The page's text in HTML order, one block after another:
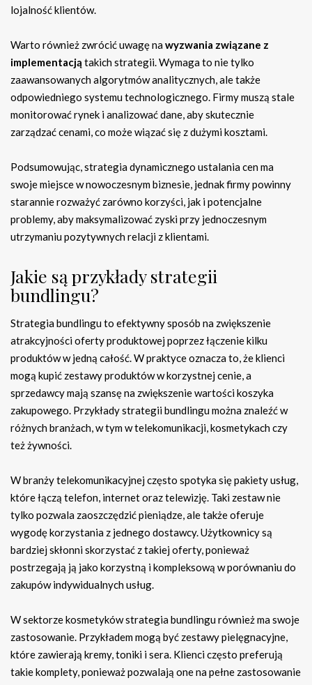
lojalność klientów.
Warto również zwrócić uwagę nawyzwania związane z
implementacją takich strategii. Wymaga to nie tylko
zaawansowanych algorytmów analitycznych, ale także
odpowiedniego systemu technologicznego. Firmy muszą stale
monitorować rynek i analizować dane, aby skutecznie
zarządzać cenami, co może wiązać się z dużymi kosztami.
Podsumowując, strategia dynamicznego ustalania cen ma
swoje miejsce w nowoczesnym biznesie, jednak firmy powinny
starannie rozważyć zarówno korzyści, jak i potencjalne
problemy, aby maksymalizować zyski przy jednoczesnym
utrzymaniu pozytywnych relacji z klientami.
Jakie są przykłady strategii
bundlingu?
Strategia bundlingu to efektywny sposób na zwiększenie
atrakcyjności oferty produktowej poprzez łączenie kilku
produktów w jedną całość. W praktyce oznacza to, że klienci
mogą kupić zestawy produktów w korzystnej cenie, a
sprzedawcy mają szansę na zwiększenie wartości koszyka
zakupowego. Przykłady strategii bundlingu można znaleźć w
różnych branżach, w tym w telekomunikacji, kosmetykach czy
też żywności.
W branży telekomunikacyjnej często spotyka się pakiety usług,
które łączą telefon, internet oraz telewizję. Taki zestaw nie
tylko pozwala zaoszczędzić pieniądze, ale także oferuje
wygodę korzystania z jednego dostawcy. Użytkownicy są
bardziej skłonni skorzystać z takiej oferty, ponieważ
postrzegają ją jako korzystną i kompleksową w porównaniu do
zakupów indywidualnych usług.
W sektorze kosmetyków strategia bundlingu również ma swoje
zastosowanie. Przykładem mogą być zestawy pielęgnacyjne,
które zawierają kremy, toniki i sera. Klienci często preferują
takie komplety, ponieważ pozwalają one na pełne zastosowanie